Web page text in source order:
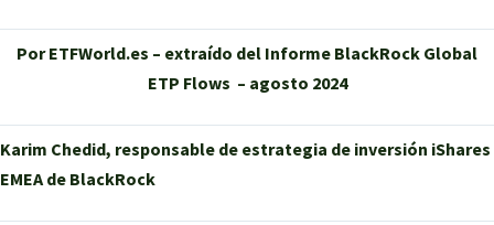
Por ETFWorld.es – extraído del Informe BlackRock Global
ETP Flows – agosto 2024
Karim Chedid, responsable de estrategia de inversión iShares
EMEA de BlackRock